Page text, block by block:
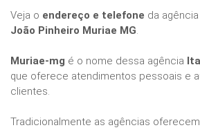
Veja o endereço e telefone da agência
João Pinheiro Muriae MG.
Muriae-mg é o nome dessa agência
que oferece atendimentos pessoais e
clientes.
Tradicionalmente as agências